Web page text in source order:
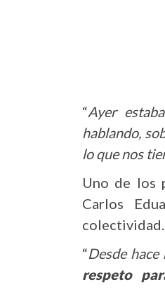
“Ayer
hablando,
lo que nos
Uno de los
Carlos
colectividad.
“Desde
respeto